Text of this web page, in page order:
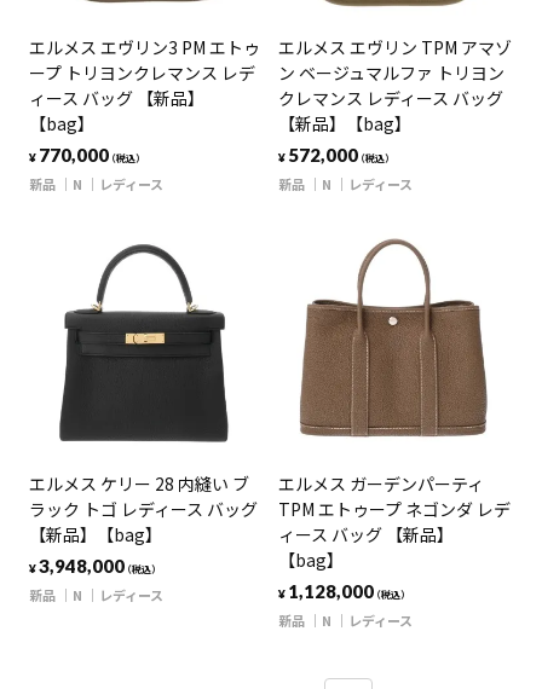
エルメス エヴリン3 PM エトゥ
ープ トリヨンクレマンス レデ
ィース バッグ 【新品】
【bag】
¥ 770,000（税込）
新品 N レディース
エルメス エヴリン TPM アマゾ
ン ベージュマルファ トリヨン
クレマンス レディース バッグ
【新品】【bag】
¥ 572,000（税込）
新品 N レディース
エルメス ケリー 28 内縫い ブ
ラック トゴ レディース バッグ
【新品】【bag】
¥3,948,000（税込）
新品 N レディース
エルメス ガーデンパーティ
TPM エトゥープ ネゴンダ レデ
ィース バッグ 【新品】
【bag】
¥ 1,128,000（税込）
新品 N レディース